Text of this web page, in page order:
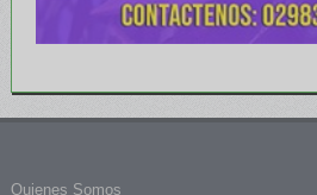
Quienes Somos